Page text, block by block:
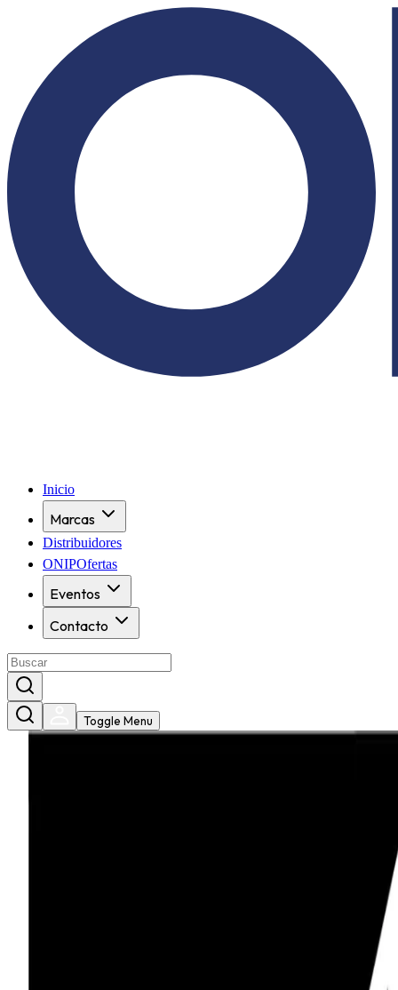
Inicio
Marcas
Distribuidores
ONIPOfertas
Eventos
Contacto
Toggle Menu